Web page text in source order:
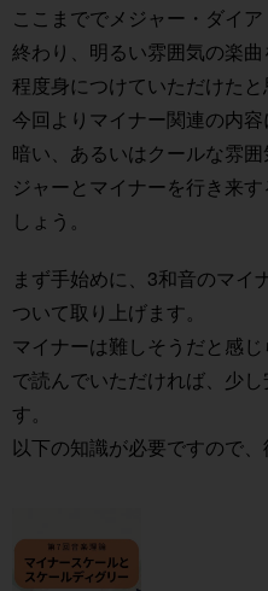
ここまででメジャー・ダイ
終わり、明るい雰囲気の楽
程度身につけていただけたと
今回よりマイナー関連の内容
暗い、あるいはクールな雰
ジャーとマイナーを行き来
しょう。
まず手始めに、3和音のマイ
ついて取り上げます。
マイナーは難しそうだと感
で読んでいただければ、少
す。
以下の知識が必要ですので、